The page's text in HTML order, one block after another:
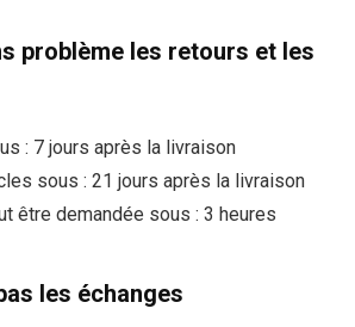
problème les retours et les
: 7 jours après la livraison
sous : 21 jours après la livraison
être demandée sous : 3 heures
les échanges